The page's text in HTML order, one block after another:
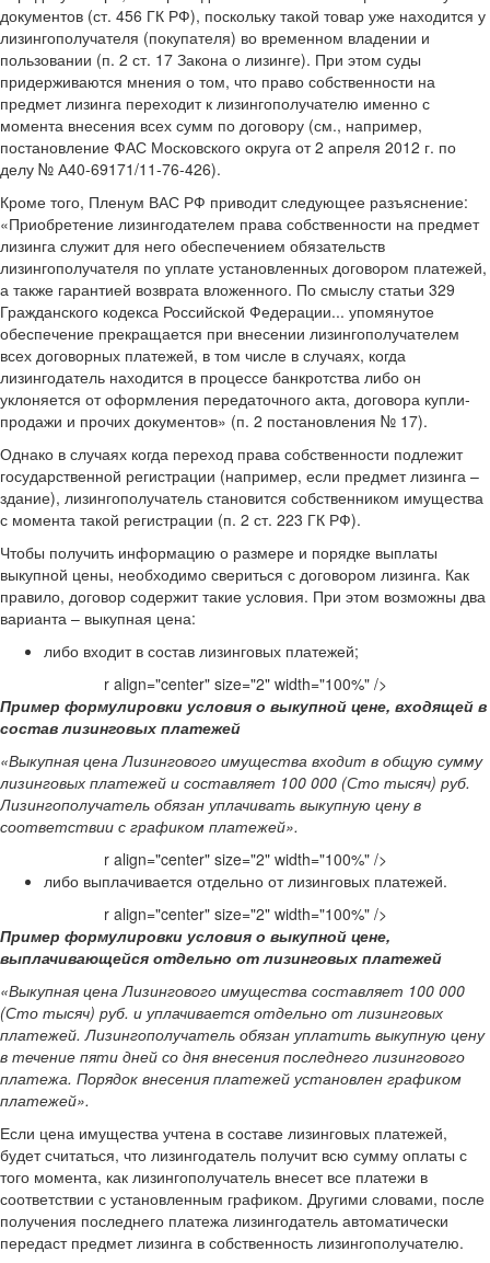
документов (ст. 456 ГК РФ), поскольку такой товар уже находится у
лизингополучателя (покупателя) во временном владении и
пользовании (п. 2 ст. 17 Закона о лизинге). При этом суды
придерживаются мнения о том, что право собственности на
предмет лизинга переходит к лизингополучателю именно с
момента внесения всех сумм по договору (см., например,
постановление ФАС Московского округа от 2 апреля 2012 г. по
делу № А40-69171/11-76-426).
Кроме того, Пленум ВАС РФ приводит следующее разъяснение:
«Приобретение лизингодателем права собственности на предмет
лизинга служит для него обеспечением обязательств
лизингополучателя по уплате установленных договором платежей,
а также гарантией возврата вложенного. По смыслу статьи 329
Гражданского кодекса Российской Федерации... упомянутое
обеспечение прекращается при внесении лизингополучателем
всех договорных платежей, в том числе в случаях, когда
лизингодатель находится в процессе банкротства либо он
уклоняется от оформления передаточного акта, договора купли-
продажи и прочих документов» (п. 2 постановления № 17).
Однако в случаях когда переход права собственности подлежит
государственной регистрации (например, если предмет лизинга –
здание), лизингополучатель становится собственником имущества
с момента такой регистрации (п. 2 ст. 223 ГК РФ).
Чтобы получить информацию о размере и порядке выплаты
выкупной цены, необходимо свериться с договором лизинга. Как
правило, договор содержит такие условия. При этом возможны два
варианта – выкупная цена:
либо входит в состав лизинговых платежей;
r align="center" size="2" width="100%" />
Пример формулировки условия о выкупной цене, входящей в
состав лизинговых платежей
«Выкупная цена Лизингового имущества входит в общую сумму
лизинговых платежей и составляет 100 000 (Сто тысяч) руб.
Лизингополучатель обязан уплачивать выкупную цену в
соответствии с графиком платежей».
r align="center" size="2" width="100%" />
либо выплачивается отдельно от лизинговых платежей.
r align="center" size="2" width="100%" />
Пример формулировки условия о выкупной цене,
выплачивающейся отдельно от лизинговых платежей
«Выкупная цена Лизингового имущества составляет 100 000
(Сто тысяч) руб. и уплачивается отдельно от лизинговых
платежей. Лизингополучатель обязан уплатить выкупную цену
в течение пяти дней со дня внесения последнего лизингового
платежа. Порядок внесения платежей установлен графиком
платежей».
Если цена имущества учтена в составе лизинговых платежей,
будет считаться, что лизингодатель получит всю сумму оплаты с
того момента, как лизингополучатель внесет все платежи в
соответствии с установленным графиком. Другими словами, после
получения последнего платежа лизингодатель автоматически
передаст предмет лизинга в собственность лизингополучателю.